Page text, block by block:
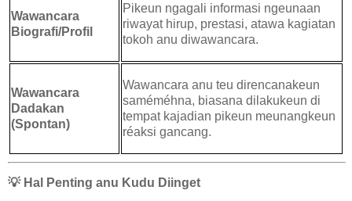
Wawancara
Biografi/Profil
Pikeun ngagali informasi ngeunaan
riwayat hirup, prestasi, atawa kagiatan
tokoh anu diwawancara.
Wawancara
Dadakan
(Spontan)
Wawancara anu teu direncanakeun
saméméhna, biasana dilakukeun di
tempat kajadian pikeun meunangkeun
réaksi gancang.
💡Hal Penting anu Kudu Diinget